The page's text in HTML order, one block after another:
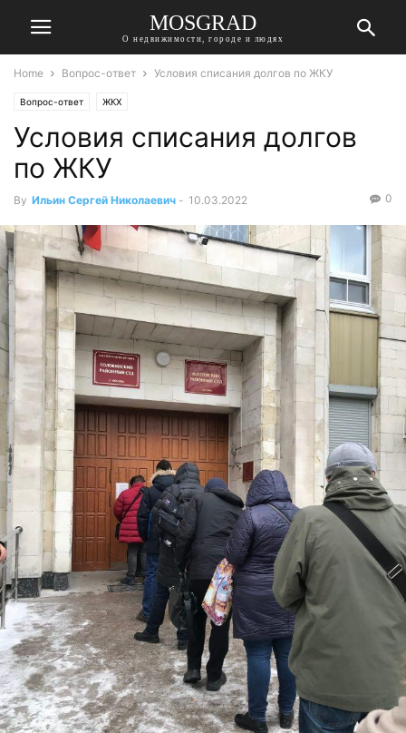
MOSGRAD
О недвижимости, городе и людях
Home Вопрос-ответ Условия списания долгов по ЖКУ
Вопрос-ответ ЖКХ
Условия списания долгов
по ЖКУ
By Ильин Сергей Николаевич - 10.03.2022 0